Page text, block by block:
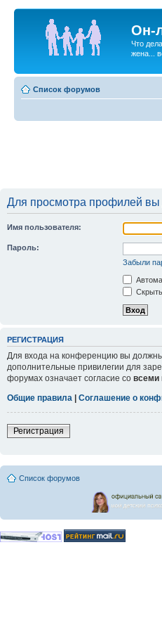
Он-
Что
жена...
Список форумов
Для просмотра профилей
Имя пользователя:
Пароль:
Забыли
РЕГИСТРАЦИЯ
Для входа на конференцию вы должны
дополнительные привилегии для
форумах означает согласие со всеми
Общие правила
Соглашение о
Регистрация
Список форумов